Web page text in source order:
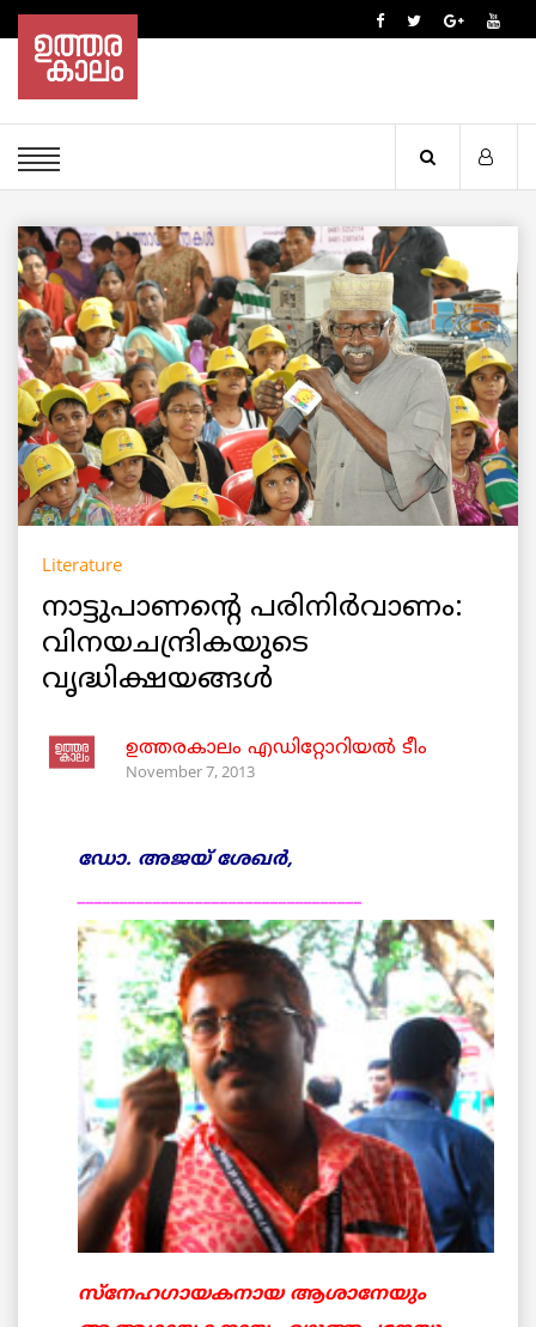
Literature
നാട്ടുപാണന്റെ പരിനിര്‍വാണം:
വിനയചന്ദ്രികയുടെ
വൃദ്ധിക്ഷയങ്ങള്‍
ഉത്തരകാലം എഡിറ്റോറിയല്‍ ടീം
November 7, 2013
ഡോ. അജയ് ശേഖര്‍,
__________________________________
സ്നേഹഗായകനായ ആശാനേയും